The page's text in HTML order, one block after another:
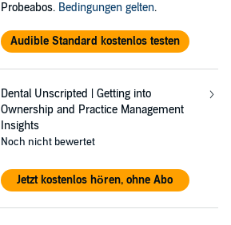
Probeabos. Bedingungen gelten.
Audible Standard kostenlos testen
Dental Unscripted | Getting into
Ownership and Practice Management
Insights
Noch nicht bewertet
Jetzt kostenlos hören, ohne Abo